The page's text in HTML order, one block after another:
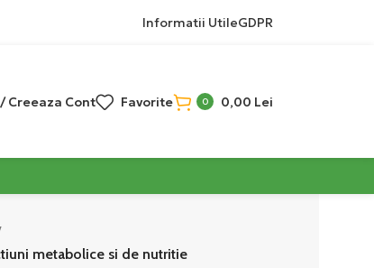
Informatii UtileGDPR
Creeaza Cont Favorite 0 0,00 Lei
metabolice si de nutritie